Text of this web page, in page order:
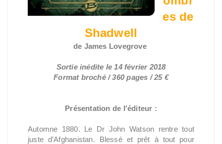
es de
Shadwell
de James Lovegrove
Sortie inédite le 14 février 2018
Format broché / 360 pages / 25 €
Présentation de l'éditeur :
Automne 1880. Le Dr John Watson rentre tout
juste d’Afghanistan. Blessé et prêt à tout pour